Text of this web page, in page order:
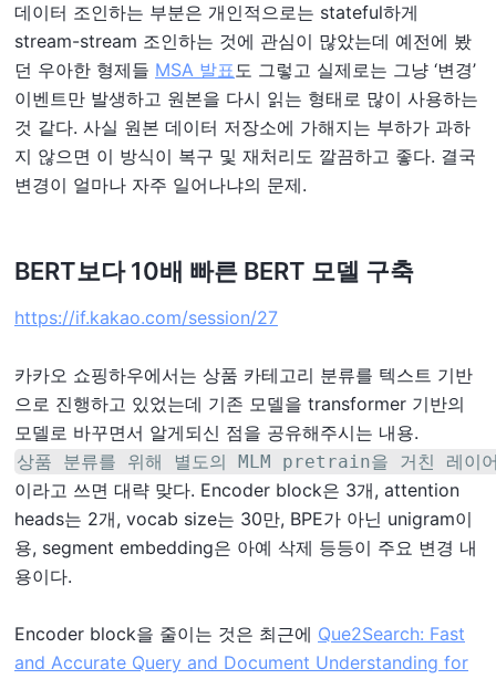
데이터 조인하는 부분은 개인적으로는 stateful하게
stream-stream 조인하는 것에 관심이 많았는데 예전에 봤
던 우아한 형제들 MSA 발표도 그렇고 실제로는 그냥 ‘변경’
이벤트만 발생하고 원본을 다시 읽는 형태로 많이 사용하는
것 같다. 사실 원본 데이터 저장소에 가해지는 부하가 과하
지 않으면 이 방식이 복구 및 재처리도 깔끔하고 좋다. 결국
변경이 얼마나 자주 일어나냐의 문제.
BERT보다 10배 빠른 BERT 모델 구축
https://if.kakao.com/session/27
카카오 쇼핑하우에서는 상품 카테고리 분류를 텍스트 기반
으로 진행하고 있었는데 기존 모델을 transformer 기반의
모델로 바꾸면서 알게되신 점을 공유해주시는 내용.
상품 분류를 위해 별도의 MLM pretrain을 거친 레
이라고 쓰면 대략 맞다. Encoder block은 3개, attention
heads는 2개, vocab size는 30만, BPE가 아닌 unigram이
용, segment embedding은 아예 삭제 등등이 주요 변경 내
용이다.
Encoder block을 줄이는 것은 최근에 Que2Search: Fast
and Accurate Query and Document Understanding for